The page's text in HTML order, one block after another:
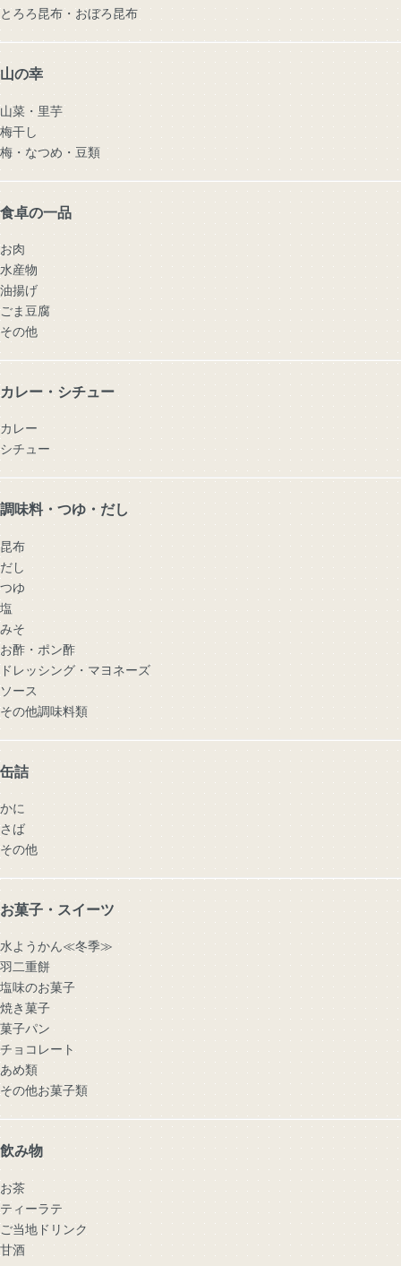
とろろ昆布・おぼろ昆布
山の幸
山菜・里芋
梅干し
梅・なつめ・豆類
食卓の一品
お肉
水産物
油揚げ
ごま豆腐
その他
カレー・シチュー
カレー
シチュー
調味料・つゆ・だし
昆布
だし
つゆ
塩
みそ
お酢・ポン酢
ドレッシング・マヨネーズ
ソース
その他調味料類
缶詰
かに
さば
その他
お菓子・スイーツ
水ようかん≪冬季≫
羽二重餅
塩味のお菓子
焼き菓子
菓子パン
チョコレート
あめ類
その他お菓子類
飲み物
お茶
ティーラテ
ご当地ドリンク
甘酒